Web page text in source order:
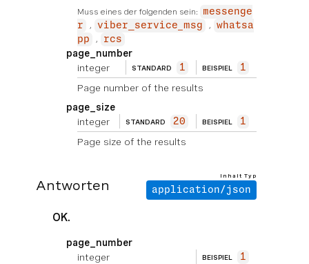
Muss eines der folgenden sein:
messenge
r
viber_service_msg
whatsa
pp
rcs
page_number
integer
STANDARD 1 BEISPIEL 1
Page number of the results
page_size
integer
STANDARD 20 BEISPIEL 1
Page size of the results
Antworten
Inhalt Typ
application/json
OK.
page_number
integer
BEISPIEL 1